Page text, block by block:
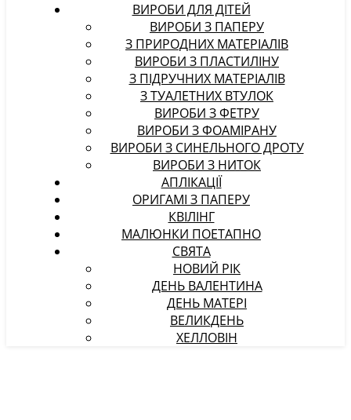
ВИРОБИ ДЛЯ ДІТЕЙ
ВИРОБИ З ПАПЕРУ
З ПРИРОДНИХ МАТЕРІАЛІВ
ВИРОБИ З ПЛАСТИЛІНУ
З ПІДРУЧНИХ МАТЕРІАЛІВ
З ТУАЛЕТНИХ ВТУЛОК
ВИРОБИ З ФЕТРУ
ВИРОБИ З ФОАМІРАНУ
ВИРОБИ З СИНЕЛЬНОГО ДРОТУ
ВИРОБИ З НИТОК
АПЛІКАЦІЇ
ОРИГАМІ З ПАПЕРУ
КВІЛІНГ
МАЛЮНКИ ПОЕТАПНО
СВЯТА
НОВИЙ РІК
ДЕНЬ ВАЛЕНТИНА
ДЕНЬ МАТЕРІ
ВЕЛИКДЕНЬ
ХЕЛЛОВІН